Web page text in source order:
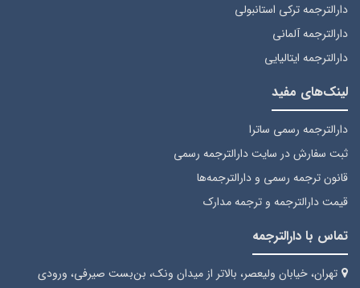
دارالترجمه ترکی استانبولی
دارالترجمه آلمانی
دارالترجمه ایتالیایی
لینک‌های مفید
دارالترجمه رسمی ساترا
ثبت سفارشدر سایت دارالترجمه رسمی
قانون ترجمه رسمی و دارالترجمه‌ها
قیمت دارالترجمه و ترجمه مدارک
تماس با دارالترجمه
تهران، خیابان ولیعصر، بالاتر از میدان ونک، بن‌بست صیرفی، ورودی